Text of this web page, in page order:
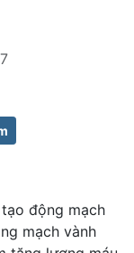
động mạch
mạch vành